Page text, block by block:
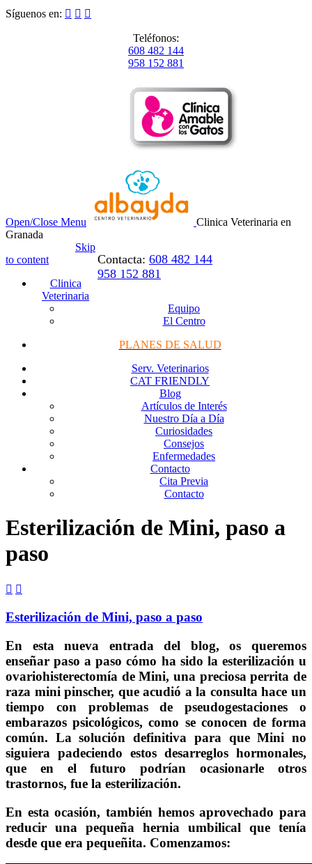
Síguenos en:   
Teléfonos:
608 482 144
958 152 881
Open/Close Menu
Clinica Veterinaria en
Granada
Contacta: 608 482 144
958 152 881
Skip
to content
Clinica
Veterinaria
Equipo
El Centro
PLANES DE SALUD
Serv. Veterinarios
CAT FRIENDLY
Blog
Artículos de Interés
Nuestro Día a Día
Curiosidades
Consejos
Enfermedades
Contacto
Cita Previa
Contacto
Esterilización de Mini, paso a
paso
 
Esterilización de Mini, paso a paso
En esta nueva entrada del blog, os queremos
enseñar paso a paso cómo ha sido la esterilización u
ovariohisterectomía de Mini, una preciosa perrita de
raza mini pinscher, que acudió a la consulta hace un
tiempo con problemas de pseudogestaciones o
embarazos psicológicos, como se conocen de forma
común. La solución definitiva para que Mini no
siguiera padeciendo estos desarreglos hormonales,
que en el futuro podrían ocasionarle otros
trastornos, fue la esterilización.
En esta ocasión, también hemos aprovechado para
reducir una pequeña hernia umbilical que tenía
desde que era pequeñita. Comenzamos: